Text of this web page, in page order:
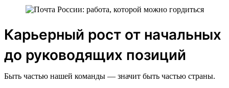
Карьерный рост от начальных
до руководящих позиций
Быть частью нашей команды — значит быть частью страны.